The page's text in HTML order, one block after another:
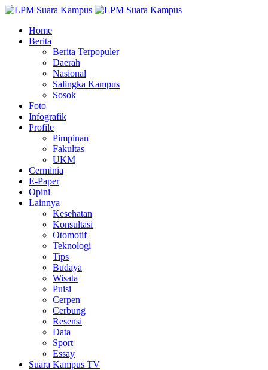
Home
Berita
Berita Terpopuler
Daerah
Nasional
Salingka Kampus
Sosok
Foto
Infografik
Profile
Pimpinan
Fakultas
UKM
Cerminia
E-Paper
Opini
Lainnya
Kesehatan
Konsultasi
Otomotif
Teknologi
Tips
Budaya
Wisata
Puisi
Cerpen
Cerbung
Resensi
Data
Sport
Essay
Suara Kampus TV